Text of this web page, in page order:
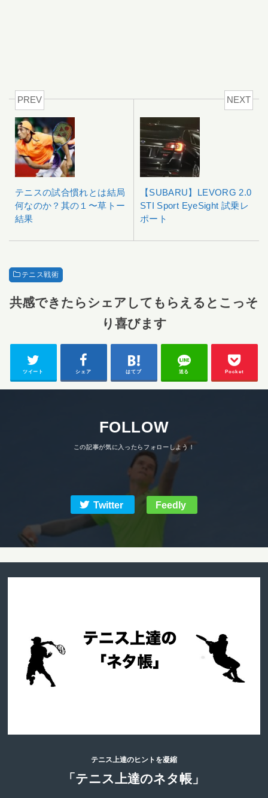
PREV
テニスの試合慣れとは結局
何なのか？其の１〜草トー
結果
NEXT
【SUBARU】LEVORG 2.0
STI Sport EyeSight 試乗レ
ポート
テニス戦術
共感できたらシェアしてもらえるとこっそ
り喜びます
ツイート シェア はてブ 送る Pocket
FOLLOW
Twitter Feedly
テニス上達のヒントを凝縮
「テニス上達のネタ帳」